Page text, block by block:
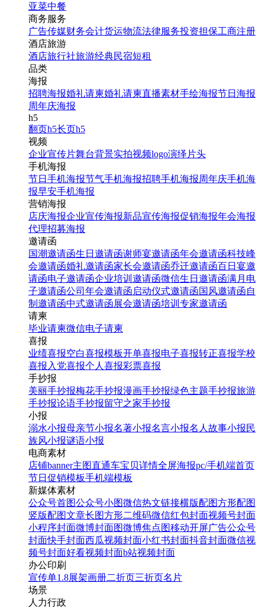
亚菜中餐
商务服务
广告传媒财务会计货运物流法律服务投资担保工商注册
酒店旅游
酒店旅行社旅游经典民宿短租
品类
海报
招聘海报婚礼请柬婚礼请柬直播素材手绘海报节日海报
周年庆海报
h5
翻页h5长页h5
视频
企业宣传片舞台背景实拍视频logo演绎 片头
手机海报
节日手机海报节气手机海报招聘手机海报周年庆手机海
报早安手机海报
营销海报
店庆海报企业宣传海报新品宣传海报促销海报年会海报
代理招募海报
邀请函
国潮邀请函生日邀请函谢师宴邀请函年会邀请函科技峰
会邀请函婚礼邀请函家长会邀请函乔迁邀请函百日宴邀
请函电子邀请函企业培训邀请函微信生日邀请函满月电
子邀请函公司年会邀请函 启动仪式邀请函国风邀请函自
制邀请函中式邀请函展会邀请函培训专家邀请函
请柬
毕业请柬微信电子请柬
喜报
业绩喜报空白喜报模板开单喜报电子喜报转正喜报学校
喜报 入党喜报个人喜报彩票喜报
手抄报
美丽手抄报梅花手抄报漫画手抄报绿色主题手抄报旅游
手抄报论语手抄报留守之家手抄报
小报
溺水小报母亲节小报名著小报名言小报名人故事小报民
族风小报谜语小报
电商素材
店铺banner主图直通车宝贝详情全屏海报pc/手机端首页
节日促销模板手机端模板
新媒体素材
公众号首图公众号小图微信热文链接横版配图方形配图
竖版配图文章长图方形二维码微信红包封面视频号封面
小程序封面微博封面图微博焦点图移动开屏广告公众号
封面快手封面西瓜视频封面小红书封面抖音封面微信视
频号封面好看视频封面b站视频封面
办公印刷
宣传单1.8展架画册二折页三折页名片
场景
人力行政